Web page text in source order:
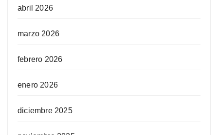
abril 2026
marzo 2026
febrero 2026
enero 2026
diciembre 2025